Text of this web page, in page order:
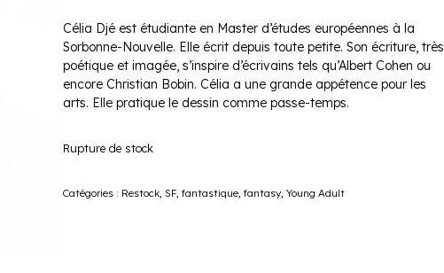
Célia Djé est étudiante en Master d’études européennes à la
Sorbonne-Nouvelle. Elle écrit depuis toute petite. Son écriture, très
poétique et imagée, s’inspire d’écrivains tels qu’Albert Cohen ou
encore Christian Bobin. Célia a une grande appétence pour les
arts. Elle pratique le dessin comme passe-temps.
Rupture de stock
Catégories : Restock, SF, fantastique, fantasy, Young Adult